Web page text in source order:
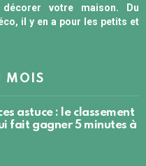
votre maison. Du
il y en a pour les petits et
MOIS
astuce : le classement
fait gagner 5 minutes à